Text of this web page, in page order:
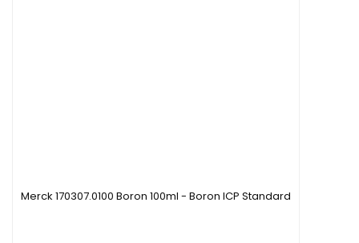
Merck 170307.0100 Boron 100ml - Boron ICP Standard